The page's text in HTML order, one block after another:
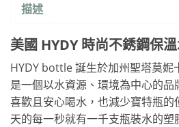
描述
美國 HYDY 時尚不銹鋼保
HYDY bottle 誕生於加州聖塔莫妮
是一個以水資源、環境為中心的
喜歡且安心喝水，也減少寶特瓶
天的每一秒就有一千支瓶裝水的